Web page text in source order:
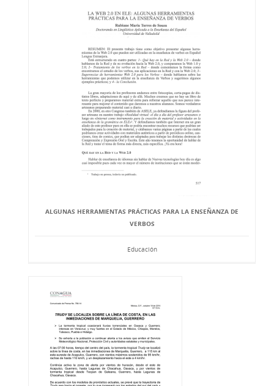
ALGUNAS HERRAMIENTAS PRÁCTICAS PARA LA ENSEÑANZA DE
VERBOS
Educación